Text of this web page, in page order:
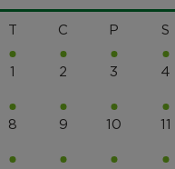
C P S
1 2 3 4
8 9 10 11